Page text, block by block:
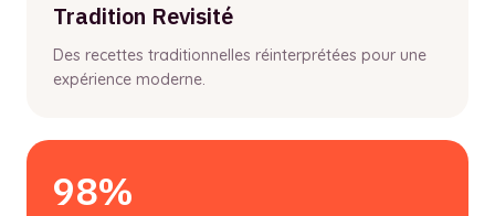
Tradition Revisité
Des recettes traditionnelles réinterprétées pour une
expérience moderne.
98%